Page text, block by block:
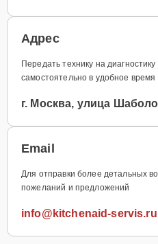
Адрес
Передать технику на
самостоятельно в удобное время
г. Москва, улица
Email
Для отправки более детальных
пожеланий и предложений
info@kitchenaid-servis.ru